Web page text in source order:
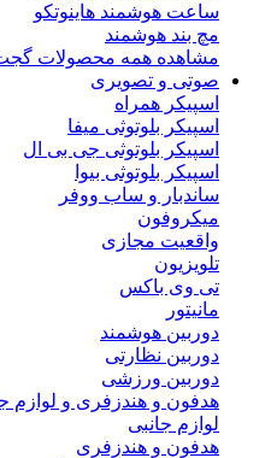
ساعت هوشمند هاینوتکو
مچ بند هوشمند
مشاهده همه محصولات
صوتی و تصویری
اسپیکر همراه
اسپیکر بلوتوثی میفا
اسپیکر بلوتوثی جی بی ال
اسپیکر بلوتوثی بیوا
ساندبار و ساب ووفر
میکروفون
واقعیت مجازی
تلویزیون
تی وی باکس
مانیتور
دوربین هوشمند
دوربین نظارتی
دوربین ورزشی
هدفون و هندزفری و لوازم
لوازم جانبی
هدفون و هندزفری